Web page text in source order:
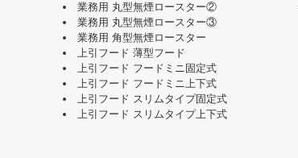
業務用 丸型無煙ロースター②
業務用 丸型無煙ロースター③
業務用 角型無煙ロースター
上引フード 薄型フード
上引フード フードミニ固定式
上引フード フードミニ上下式
上引フード スリムタイプ固定式
上引フード スリムタイプ上下式